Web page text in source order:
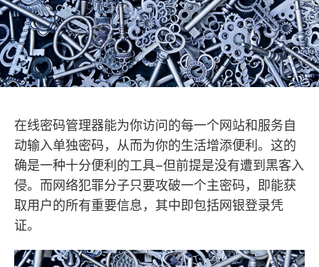
在线密码管理器能为你访问的每一个网站和服务自
动输入单独密码，从而为你的生活增添便利。这的
确是一种十分便利的工具–但前提是没有遭到黑客入
侵。而网络犯罪分子只要攻破一个主密码，即能获
取用户的所有重要信息，其中即包括网银登录凭
证。